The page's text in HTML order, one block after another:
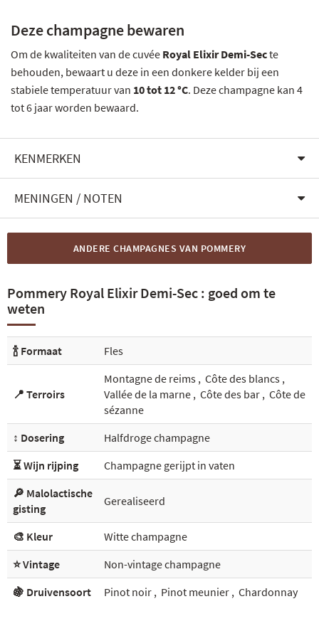
Deze champagne bewaren
Om de kwaliteiten van de cuvée Royal Elixir Demi-Secte
behouden, bewaart u deze in een donkere kelder bij een
stabiele temperatuur van 10 tot 12 °C. Deze champagne kan 4
tot 6 jaar worden bewaard.
KENMERKEN
MENINGEN / NOTEN
ANDERE CHAMPAGNES VAN POMMERY
Pommery Royal Elixir Demi-Sec : goed om te
weten
🍾 Formaat Fles
📍 Terroirs
Montagne de reims , Côte des blancs ,
Vallée de la marne , Côte des bar , Côte de
sézanne
↕️ Dosering
Halfdroge champagne
⏳ Wijn rijping
Champagne gerijpt in vaten
🔎 Malolactische
gisting
Gerealiseerd
🎨 Kleur
Witte champagne
⭐ Vintage
Non-vintage champagne
🍇 Druivensoort
Pinot noir , Pinot meunier , Chardonnay